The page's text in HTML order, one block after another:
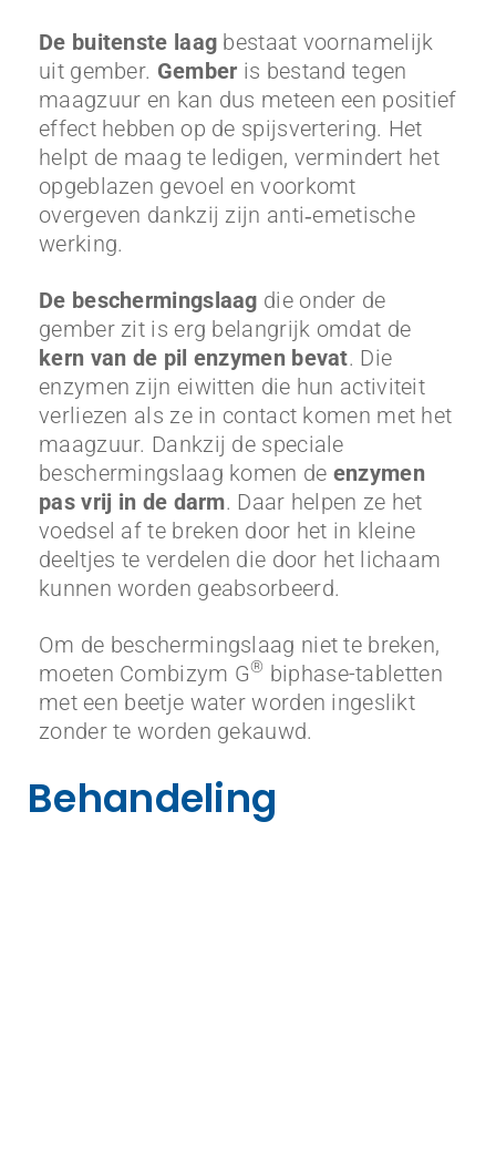
De buitenste laag bestaat voornamelijk
uit gember. Gember is bestand tegen
maagzuur en kan dus meteen een positief
effect hebben op de spijsvertering. Het
helpt de maag te ledigen, vermindert het
opgeblazen gevoel en voorkomt
overgeven dankzij zijn anti‑emetische
werking.
De beschermingslaag die onder de
gember zit is erg belangrijk omdat de
kern van de pil enzymen bevat. Die
enzymen zijn eiwitten die hun activiteit
verliezen als ze in contact komen met het
maagzuur. Dankzij de speciale
beschermingslaag komen de enzymen
pas vrij in de darm. Daar helpen ze het
voedsel af te breken door het in kleine
deeltjes te verdelen die door het lichaam
kunnen worden geabsorbeerd.
Om de beschermingslaag niet te breken,
moeten Combizym G® biphase-tabletten
met een beetje water worden ingeslikt
zonder te worden gekauwd.
Behandeling